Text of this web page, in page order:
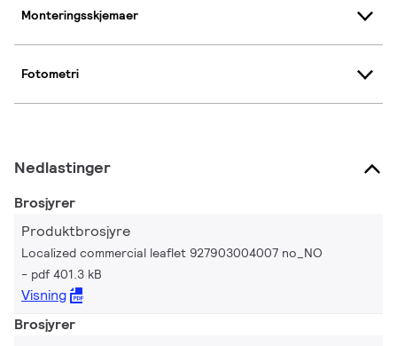
Monteringsskjemaer
Fotometri
Nedlastinger
Brosjyrer
Produktbrosjyre
Localized commercial leaflet 927903004007 no_NO
pdf 401.3 kB
Visning
Brosjyrer